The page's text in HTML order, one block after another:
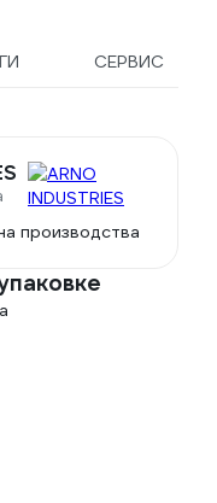
СЕРВИС
производства